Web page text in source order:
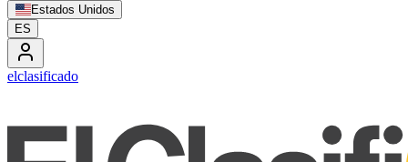
Estados Unidos
ES
elclasificado